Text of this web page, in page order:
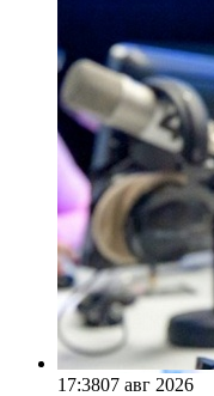
17:3807 авг 2026